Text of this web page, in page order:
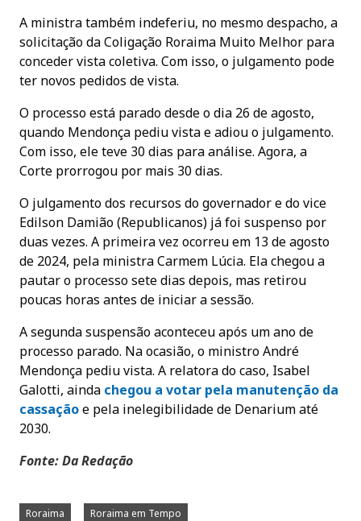
A ministra também indeferiu, no mesmo despacho, a
solicitação da Coligação Roraima Muito Melhor para
conceder vista coletiva. Com isso, o julgamento pode
ter novos pedidos de vista.
O processo está parado desde o dia 26 de agosto,
quando Mendonça pediu vista e adiou o julgamento.
Com isso, ele teve 30 dias para análise. Agora, a
Corte prorrogou por mais 30 dias.
O julgamento dos recursos do governador e do vice
Edilson Damião (Republicanos) já foi suspenso por
duas vezes. A primeira vez ocorreu em 13 de agosto
de 2024, pela ministra Carmem Lúcia. Ela chegou a
pautar o processo sete dias depois, mas retirou
poucas horas antes de iniciar a sessão.
A segunda suspensão aconteceu após um ano de
processo parado. Na ocasião, o ministro André
Mendonça pediu vista. A relatora do caso, Isabel
Galotti, ainda chegou a votar pela manutenção da
cassaçãoe pela inelegibilidade de Denarium até
2030.
Fonte: Da Redação
Roraima Roraima em Tempo